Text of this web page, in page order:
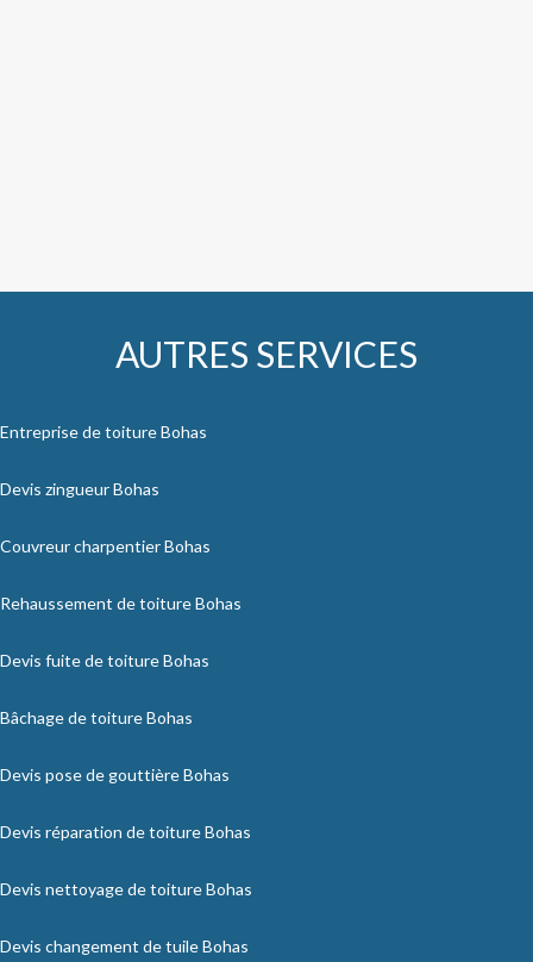
AUTRES SERVICES
Entreprise de toiture Bohas
Devis zingueur Bohas
Couvreur charpentier Bohas
Rehaussement de toiture Bohas
Devis fuite de toiture Bohas
Bâchage de toiture Bohas
Devis pose de gouttière Bohas
Devis réparation de toiture Bohas
Devis nettoyage de toiture Bohas
Devis changement de tuile Bohas